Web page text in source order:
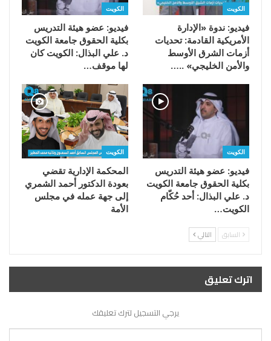
الكويت
فيديو: ندوة «الإدارة
الأمريكية القادمة: تحديات
أزمات الشرق الأوسط
والأمن الخليجي» ..…
الكويت
فيديو: عضو هيئة التدريس
بكلية الحقوق جامعة الكويت
د. علي البذال: الكويت كان
لها موقف…
الكويت
فيديو: عضو هيئة التدريس
بكلية الحقوق جامعة الكويت
د. علي البذال: أحد حُكّام
الكويت…
الكويت
المحكمة الإدارية تقضي
بعودة الدكتور أحمد الشمري
إلى جهة عمله في مجلس
الأمة
السابق التالي
اترك تعليق
يرجي التسجيل لترك تعليقك